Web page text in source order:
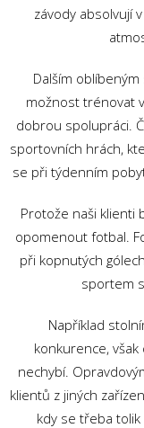
závody absolvují
Dalším
možnost trénovat
dobrou spolupráci.
sportovních hrách,
se při týdenním
Protože naši klienti
opomenout fotbal.
při kopnutých
sportem
Například
konkurence,
nechybí.
klientů z jiných
kdy se třeba